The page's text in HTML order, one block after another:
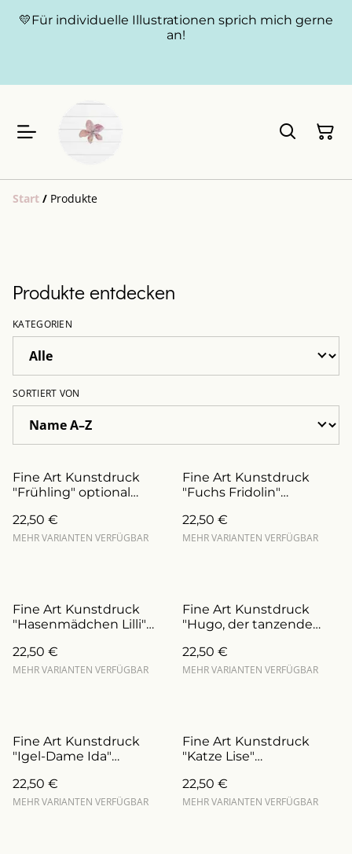
💛Für individuelle Illustrationen sprich mich gerne
an!
Start / Produkte
Produkte entdecken
KATEGORIEN
SORTIERT VON
Fine Art Kunstdruck
"Frühling" optional
DFA0033.M)
22,50 €
MEHR VARIANTEN VERFÜGBAR
Fine Art Kunstdruck
"Fuchs Fridolin"
DFA0019)
22,50 €
MEHR VARIANTEN VERFÜGBAR
Fine Art Kunstdruck
"Hasenmädchen Lilli"
DFA0028)
22,50 €
MEHR VARIANTEN VERFÜGBAR
Fine Art Kunstdruck
"Hugo, der tanzende
(Art.Nr.: DFA0023)
22,50 €
MEHR VARIANTEN VERFÜGBAR
Fine Art Kunstdruck
"Igel-Dame Ida"
DFA0010)
22,50 €
MEHR VARIANTEN VERFÜGBAR
Fine Art Kunstdruck
"Katze Lise"
DFA0032)
22,50 €
MEHR VARIANTEN VERFÜGBAR